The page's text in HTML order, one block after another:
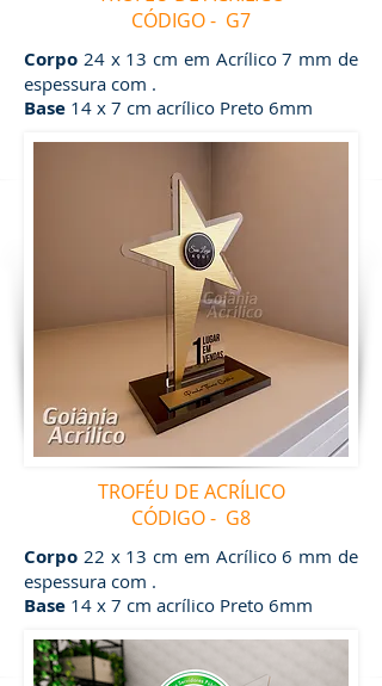
CÓDIGO - G7
Corpo 24 x 13 cm em Acrílico 7 mm de
espessura com .
Base 14 x 7 cm acrílico Preto 6mm
TROFÉU DE ACRÍLICO
CÓDIGO - G8
Corpo 22 x 13 cm em Acrílico 6 mm de
espessura com .
Base 14 x 7 cm acrílico Preto 6mm